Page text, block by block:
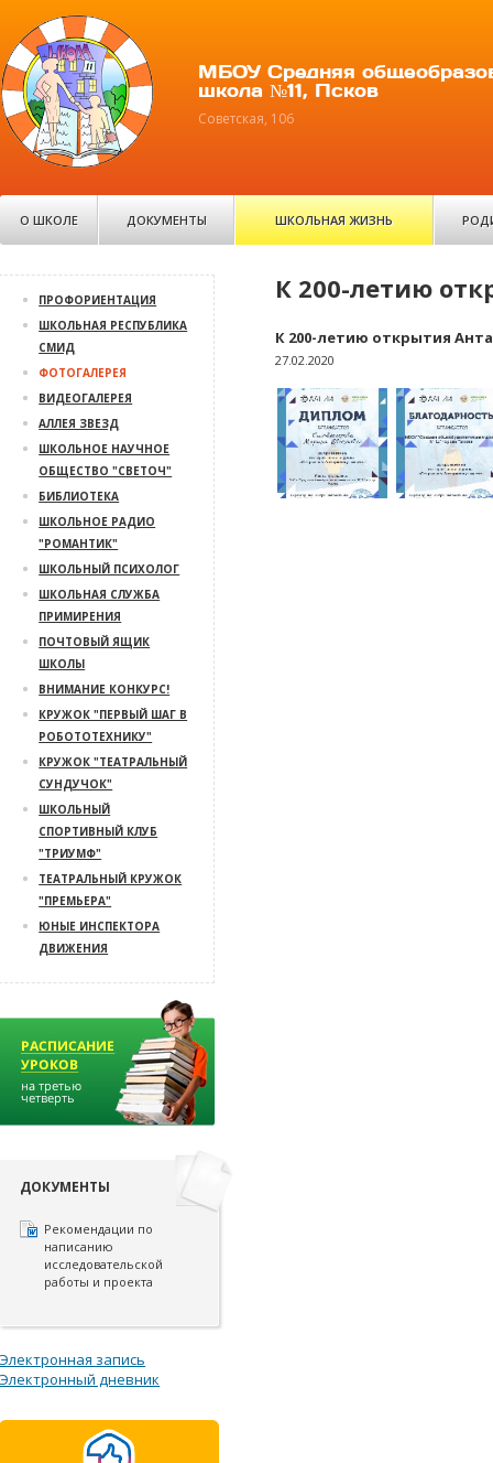
МБОУ Средняя
школа №11, Псков
Советская, 106
О ШКОЛЕ ДОКУМЕНТЫ ШКОЛЬНАЯ ЖИЗНЬ
К 200-летию
К 200-летию открытия
27.02.2020
ПРОФОРИЕНТАЦИЯ
ШКОЛЬНАЯ РЕСПУБЛИКА
СМИД
ФОТОГАЛЕРЕЯ
ВИДЕОГАЛЕРЕЯ
АЛЛЕЯ ЗВЕЗД
ШКОЛЬНОЕ НАУЧНОЕ
ОБЩЕСТВО "СВЕТОЧ"
БИБЛИОТЕКА
ШКОЛЬНОЕ РАДИО
"РОМАНТИК"
ШКОЛЬНЫЙ ПСИХОЛОГ
ШКОЛЬНАЯ СЛУЖБА
ПРИМИРЕНИЯ
ПОЧТОВЫЙ ЯЩИК
ШКОЛЫ
ВНИМАНИЕ КОНКУРС!
КРУЖОК "ПЕРВЫЙ ШАГ В
РОБОТОТЕХНИКУ"
КРУЖОК "ТЕАТРАЛЬНЫЙ
СУНДУЧОК"
ШКОЛЬНЫЙ
СПОРТИВНЫЙ КЛУБ
"ТРИУМФ"
ТЕАТРАЛЬНЫЙ КРУЖОК
"ПРЕМЬЕРА"
ЮНЫЕ ИНСПЕКТОРА
ДВИЖЕНИЯ
ДОКУМЕНТЫ
Рекомендации по
написанию
исследовательской
работы и проекта
Электронная запись
Электронный дневник